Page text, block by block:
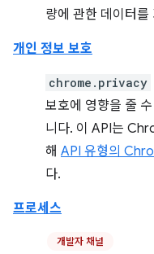
량에 관한 데이터를
개인 정보 보호
chrome.privacy
보호에 영향을 줄
니다. 이 API는
해 API 유형의
다.
프로세스
개발자 채널